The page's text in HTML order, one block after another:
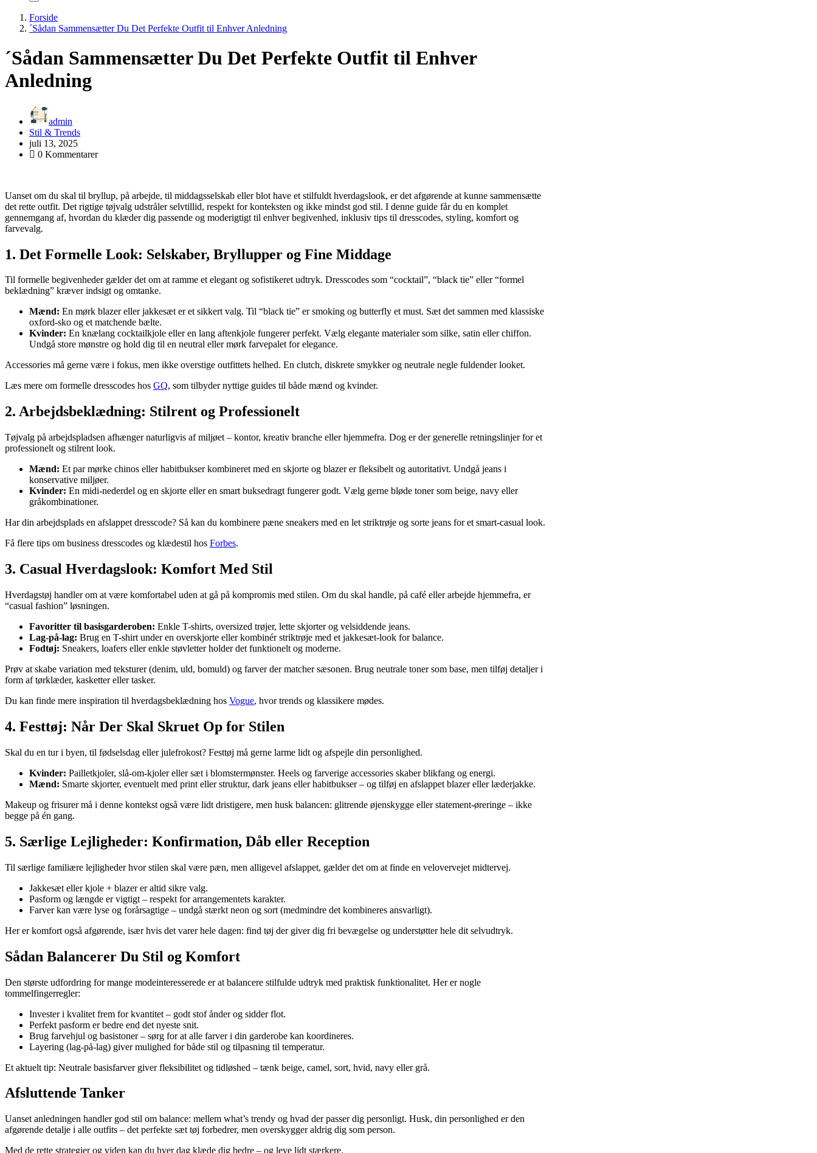
Forside
´Sådan Sammensætter Du Det Perfekte Outfit til Enhver Anledning
´Sådan Sammensætter Du Det Perfekte Outfit til Enhver
Anledning
admin
Stil & Trends
juli 13, 2025
0 Kommentarer
Uanset om du skal til bryllup, på arbejde, til middagsselskab eller blot have et stilfuldt hverdagslook, er det afgørende at kunne sammensætte
det rette outfit. Det rigtige tøjvalg udstråler selvtillid, respekt for konteksten og ikke mindst god stil. I denne guide får du en komplet
gennemgang af, hvordan du klæder dig passende og moderigtigt til enhver begivenhed, inklusiv tips til dresscodes, styling, komfort og
farvevalg.
1. Det Formelle Look: Selskaber, Bryllupper og Fine Middage
Til formelle begivenheder gælder det om at ramme et elegant og sofistikeret udtryk. Dresscodes som “cocktail”, “black tie” eller “formel
beklædning” kræver indsigt og omtanke.
Mænd: En mørk blazer eller jakkesæt er et sikkert valg. Til “black tie” er smoking og butterfly et must. Sæt det sammen med klassiske
oxford-sko og et matchende bælte.
Kvinder: En knælang cocktailkjole eller en lang aftenkjole fungerer perfekt. Vælg elegante materialer som silke, satin eller chiffon.
Undgå store mønstre og hold dig til en neutral eller mørk farvepalet for elegance.
Accessories må gerne være i fokus, men ikke overstige outfittets helhed. En clutch, diskrete smykker og neutrale negle fuldender looket.
Læs mere om formelle dresscodes hos GQ, som tilbyder nyttige guides til både mænd og kvinder.
2. Arbejdsbeklædning: Stilrent og Professionelt
Tøjvalg på arbejdspladsen afhænger naturligvis af miljøet – kontor, kreativ branche eller hjemmefra. Dog er der generelle retningslinjer for et
professionelt og stilrent look.
Mænd: Et par mørke chinos eller habitbukser kombineret med en skjorte og blazer er fleksibelt og autoritativt. Undgå jeans i
konservative miljøer.
Kvinder: En midi-nederdel og en skjorte eller en smart buksedragt fungerer godt. Vælg gerne bløde toner som beige, navy eller
gråkombinationer.
Har din arbejdsplads en afslappet dresscode? Så kan du kombinere pæne sneakers med en let striktrøje og sorte jeans for et smart-casual look.
Få flere tips om business dresscodes og klædestil hos Forbes.
3. Casual Hverdagslook: Komfort Med Stil
Hverdagstøj handler om at være komfortabel uden at gå på kompromis med stilen. Om du skal handle, på café eller arbejde hjemmefra, er
“casual fashion” løsningen.
Favoritter til basisgarderoben: Enkle T-shirts, oversized trøjer, lette skjorter og velsiddende jeans.
Lag-på-lag: Brug en T-shirt under en overskjorte eller kombinér striktrøje med et jakkesæt-look for balance.
Fodtøj: Sneakers, loafers eller enkle støvletter holder det funktionelt og moderne.
Prøv at skabe variation med teksturer (denim, uld, bomuld) og farver der matcher sæsonen. Brug neutrale toner som base, men tilføj detaljer i
form af tørklæder, kasketter eller tasker.
Du kan finde mere inspiration til hverdagsbeklædning hos Vogue, hvor trends og klassikere mødes.
4. Festtøj: Når Der Skal Skruet Op for Stilen
Skal du en tur i byen, til fødselsdag eller julefrokost? Festtøj må gerne larme lidt og afspejle din personlighed.
Kvinder: Pailletkjoler, slå-om-kjoler eller sæt i blomstermønster. Heels og farverige accessories skaber blikfang og energi.
Mænd: Smarte skjorter, eventuelt med print eller struktur, dark jeans eller habitbukser – og tilføj en afslappet blazer eller læderjakke.
Makeup og frisurer må i denne kontekst også være lidt dristigere, men husk balancen: glitrende øjenskygge eller statement-øreringe – ikke
begge på én gang.
5. Særlige Lejligheder: Konfirmation, Dåb eller Reception
Til særlige familiære lejligheder hvor stilen skal være pæn, men alligevel afslappet, gælder det om at finde en velovervejet midtervej.
Jakkesæt eller kjole + blazer er altid sikre valg.
Pasform og længde er vigtigt – respekt for arrangementets karakter.
Farver kan være lyse og forårsagtige – undgå stærkt neon og sort (medmindre det kombineres ansvarligt).
Her er komfort også afgørende, især hvis det varer hele dagen: find tøj der giver dig fri bevægelse og understøtter hele dit selvudtryk.
Sådan Balancerer Du Stil og Komfort
Den største udfordring for mange modeinteresserede er at balancere stilfulde udtryk med praktisk funktionalitet. Her er nogle
tommelfingerregler:
Invester i kvalitet frem for kvantitet – godt stof ånder og sidder flot.
Perfekt pasform er bedre end det nyeste snit.
Brug farvehjul og basistoner – sørg for at alle farver i din garderobe kan koordineres.
Layering (lag-på-lag) giver mulighed for både stil og tilpasning til temperatur.
Et aktuelt tip: Neutrale basisfarver giver fleksibilitet og tidløshed – tænk beige, camel, sort, hvid, navy eller grå.
Afsluttende Tanker
Uanset anledningen handler god stil om balance: mellem what’s trendy og hvad der passer dig personligt. Husk, din personlighed er den
afgørende detalje i alle outfits – det perfekte sæt tøj forbedrer, men overskygger aldrig dig som person.
Med de rette strategier og viden kan du hver dag klæde dig bedre – og leve lidt stærkere.